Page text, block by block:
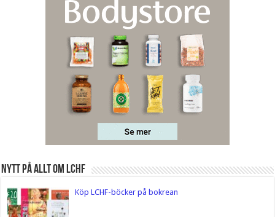
Nytt på Allt om LCHF
Köp LCHF-böcker på bokrean